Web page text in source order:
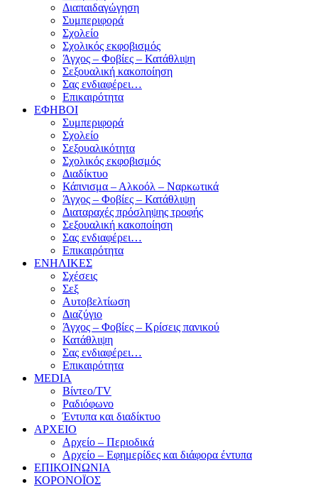
Διαπαιδαγώγηση
Συμπεριφορά
Σχολείο
Σχολικός εκφοβισμός
Άγχος – Φοβίες – Κατάθλιψη
Σεξουαλική κακοποίηση
Σας ενδιαφέρει…
Επικαιρότητα
ΕΦΗΒΟΙ
Συμπεριφορά
Σχολείο
Σεξουαλικότητα
Σχολικός εκφοβισμός
Διαδίκτυο
Κάπνισμα – Αλκοόλ – Ναρκωτικά
Άγχος – Φοβίες – Κατάθλιψη
Διαταραχές πρόσληψης τροφής
Σεξουαλική κακοποίηση
Σας ενδιαφέρει…
Επικαιρότητα
ΕΝΗΛΙΚΕΣ
Σχέσεις
Σεξ
Αυτοβελτίωση
Διαζύγιο
Άγχος – Φοβίες – Κρίσεις πανικού
Κατάθλιψη
Σας ενδιαφέρει…
Επικαιρότητα
MEDIA
Βίντεο/TV
Ραδιόφωνο
Έντυπα και διαδίκτυο
ΑΡΧΕΙΟ
Αρχείο – Περιοδικά
Αρχείο – Εφημερίδες και διάφορα έντυπα
ΕΠΙΚΟΙΝΩΝΙΑ
ΚΟΡΟΝΟΪΟΣ